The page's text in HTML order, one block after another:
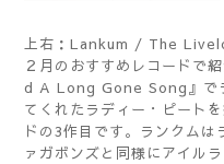
上右：Lankum ‎/ The
２月のおすすめレコードで
d A Long Gone Song』で
てくれたラディー・ピート
ドの3作目です。ランクム
ァガボンズと同様にアイル